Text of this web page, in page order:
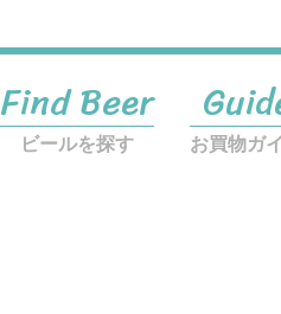
Find Beer
ビールを探す お買物ガ